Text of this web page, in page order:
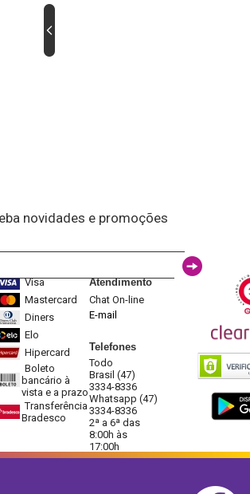
novidades e promoções
Visa
Mastercard
Diners
Elo
Hipercard
Boleto
bancário à
vista e a prazo
Transferência
Bradesco
Atendimento
Chat On-line
E-mail
Telefones
Todo
Brasil (47)
3334-8336
Whatsapp (47)
3334-8336
2ª a 6ª das
8:00h às
17:00h